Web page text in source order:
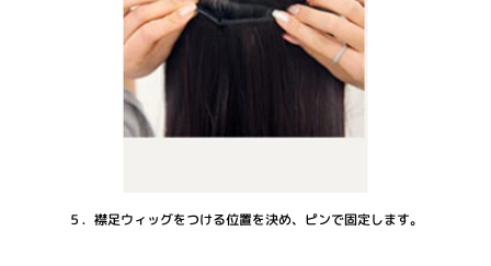
５．襟足ウィッグをつける位置を決め、ピンで固定します。